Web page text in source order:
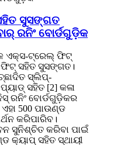
ସୁସଙ୍ଗତ
ରନିଂ ବୋର୍ଡଗୁଡ଼ିକ
ଏକ୍ସ-ଟ୍ରେଲ୍ ଫିଟ୍
ସହିତ ସୁସଙ୍ଗତ।
ସ୍ଲିପ୍-
ସହିତ [2] କଳା
ରନିଂ ବୋର୍ଡଗୁଡ଼ିକର
500 ପାଉଣ୍ଡ
କରିପାରିବ।
ସୁନିଶ୍ଚିତ କରିବା ପାଇଁ
କ୍ୟାପ୍ ସହିତ ସ୍ଥାୟୀ